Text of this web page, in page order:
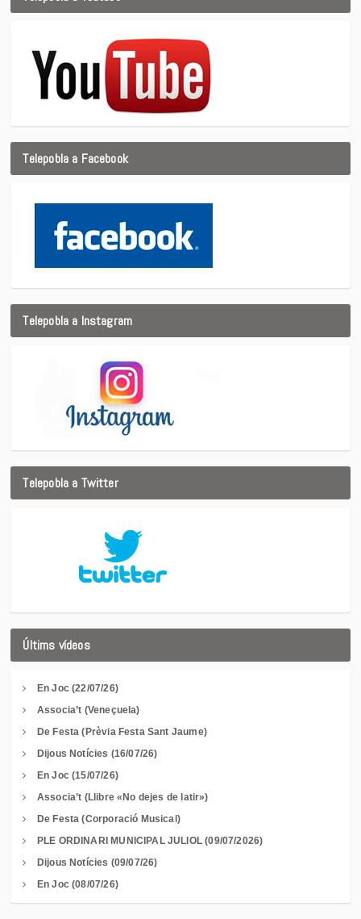
Telepobla a Facebook
Telepobla a Instagram
Telepobla a Twitter
Últims vídeos
En Joc (22/07/26)
Associa’t (Veneçuela)
De Festa (Prèvia Festa Sant Jaume)
Dijous Notícies (16/07/26)
En Joc (15/07/26)
Associa’t (Llibre «No dejes de latir»)
De Festa (Corporació Musical)
PLE ORDINARI MUNICIPAL JULIOL (09/07/2026)
Dijous Notícies (09/07/26)
En Joc (08/07/26)